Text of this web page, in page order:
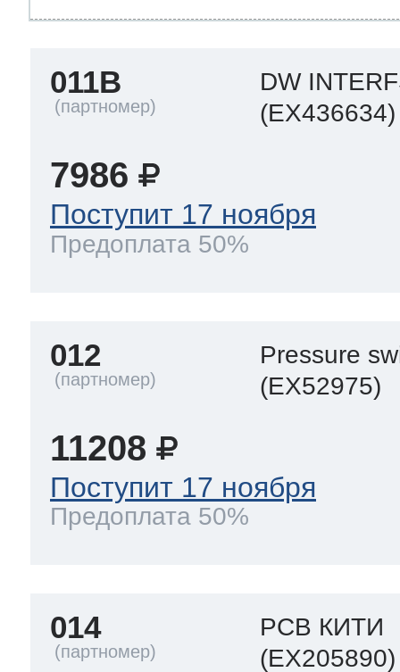
011B
DW
(EX436634)
7986
Поступит 17 ноября
Предоплата 50%
012
Pressure
(EX52975)
11208
Поступит 17 ноября
Предоплата 50%
014
PCB КИТИ
(EX205890)